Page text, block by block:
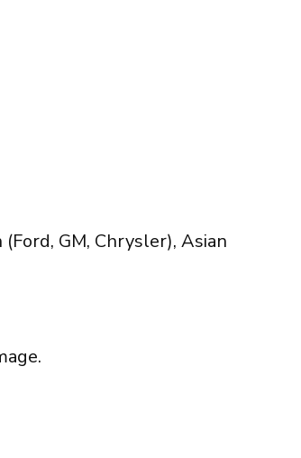
GM, Chrysler), Asian